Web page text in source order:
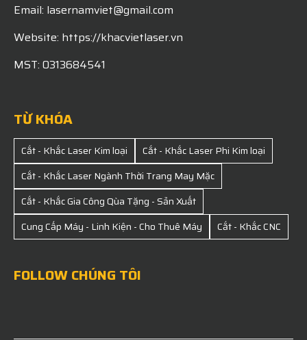
Email: lasernamviet@gmail.com
Website: https://khacvietlaser.vn
MST: 0313684541
TỪ KHÓA
Cắt - Khắc Laser Kim loại
Cắt - Khắc Laser Phi Kim loại
Cắt - Khắc Laser Ngành Thời Trang May Mặc
Cắt - Khắc Gia Công Qùa Tặng - Sản Xuất
Cung Cấp Máy - Linh Kiện - Cho Thuê Máy
Cắt - Khắc CNC
FOLLOW CHÚNG TÔI